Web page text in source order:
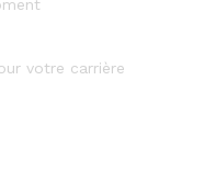
votre carrière